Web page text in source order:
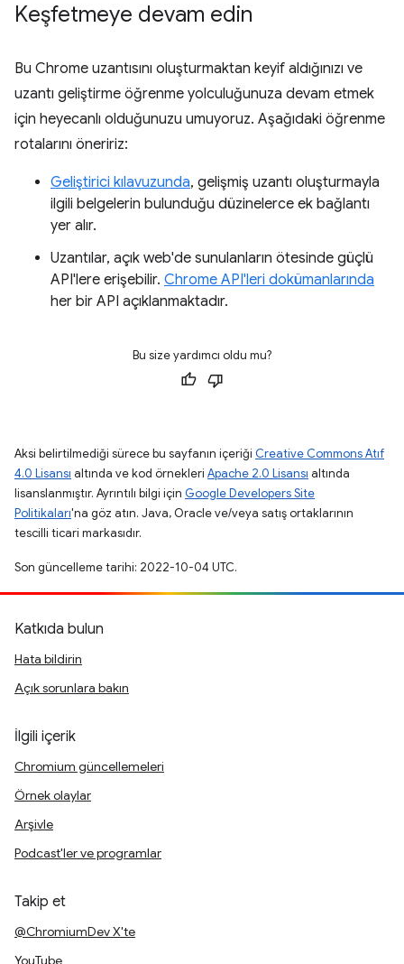
Keşfetmeye devam edin
Bu Chrome uzantısını oluşturmaktan keyif aldığınızı ve
uzantı geliştirme öğrenme yolculuğunuza devam etmek
için heyecanlı olduğunuzu umuyoruz. Aşağıdaki öğrenme
rotalarını öneririz:
Geliştirici kılavuzunda, gelişmiş uzantı oluşturmayla
ilgili belgelerin bulunduğu düzinelerce ek bağlantı
yer alır.
Uzantılar, açık web'de sunulanların ötesinde güçlü
API'lere erişebilir. Chrome API'leri dokümanlarında
her bir API açıklanmaktadır.
Bu size yardımcı oldu mu?
Aksi belirtilmediği sürece bu sayfanın içeriği Creative Commons Atıf
4.0 Lisansı altında ve kod örnekleri Apache 2.0 Lisansı altında
lisanslanmıştır. Ayrıntılı bilgi için Google Developers Site
Politikaları'na göz atın. Java, Oracle ve/veya satış ortaklarının
tescilli ticari markasıdır.
Son güncelleme tarihi: 2022-10-04 UTC.
Katkıda bulun
Hata bildirin
Açık sorunlara bakın
İlgili içerik
Chromium güncellemeleri
Örnek olaylar
Arşivle
Podcast'ler ve programlar
Takip et
@ChromiumDev X'te
YouTube